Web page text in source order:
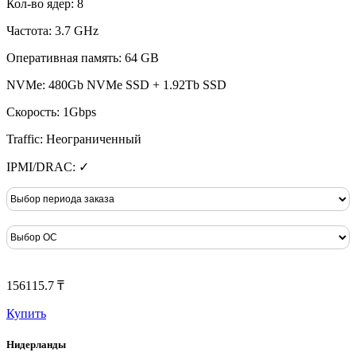
Кол-во ядер: 8
Частота: 3.7 GHz
Оперативная память: 64 GB
NVMe: 480Gb NVMe SSD + 1.92Tb SSD
Скорость: 1Gbps
Traffic: Неограниченный
IPMI/DRAC: ✓
156115.7 ₸
Купить
Нидерланды